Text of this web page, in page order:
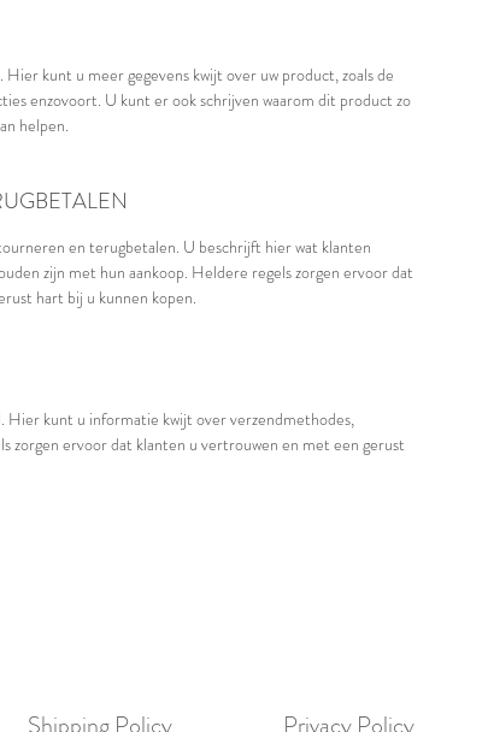
kunt u meer gegevens kwijt over uw product, zoals de
enzovoort. U kunt er ook schrijven waarom dit product zo
helpen.
en terugbetalen. U beschrijft hier wat klanten
zijn met hun aankoop. Heldere regels zorgen ervoor dat
hart bij u kunnen kopen.
Hier kunt u informatie kwijt over verzendmethodes,
zorgen ervoor dat klanten u vertrouwen en met een gerust